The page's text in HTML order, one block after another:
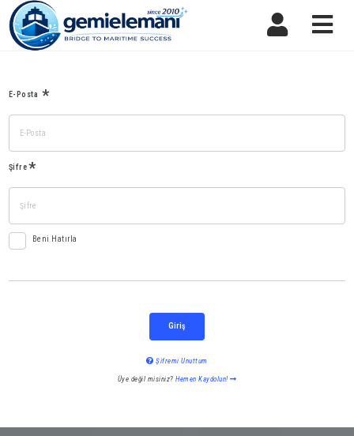
E-Posta
Şifre
Beni Hatırla
Giriş
Şifremi Unuttum
Üye değil misiniz? Hemen Kaydolun!